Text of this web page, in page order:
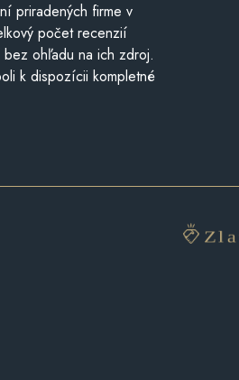
priradených firme v
počet recenzií
ohľadu na ich zdroj.
k dispozícii kompletné